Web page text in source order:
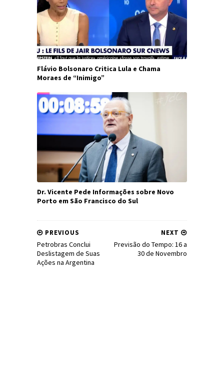
Flávio Bolsonaro Critica Lula e Chama
Moraes de “Inimigo”
Dr. Vicente Pede Informações sobre Novo
Porto em São Francisco do Sul
NEXT
Previsão do Tempo: 16 a
30 de Novembro
PREVIOUS
Petrobras Conclui
Deslistagem de Suas
Ações na Argentina